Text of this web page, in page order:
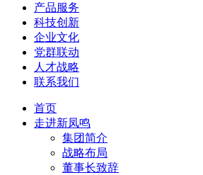
产品服务
科技创新
企业文化
党群联动
人才战略
联系我们
首页
走进新凤鸣
集团简介
战略布局
董事长致辞